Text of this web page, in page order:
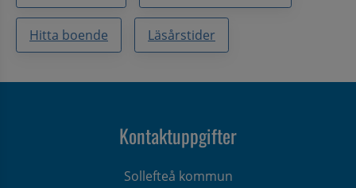
Hitta boende Läsårstider
Kontaktuppgifter
Sollefteå kommun